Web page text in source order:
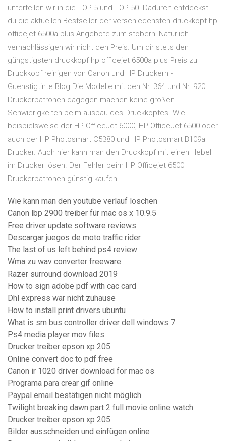
unterteilen wir in die TOP 5 und TOP 50. Dadurch entdeckst
du die aktuellen Bestseller der verschiedensten druckkopf hp
officejet 6500a plus Angebote zum stöbern! Natürlich
vernachlässigen wir nicht den Preis. Um dir stets den
güngstigsten druckkopf hp officejet 6500a plus Preis zu
Druckkopf reinigen von Canon und HP Druckern -
Guenstigtinte Blog Die Modelle mit den Nr. 364 und Nr. 920
Druckerpatronen dagegen machen keine großen
Schwierigkeiten beim ausbau des Druckkopfes. Wie
beispielsweise der HP OfficeJet 6000, HP OfficeJet 6500 oder
auch der HP Photosmart C5380 und HP Photosmart B109a
Drucker. Auch hier kann man den Druckkopf mit einen Hebel
im Drucker lösen. Der Fehler beim HP Officejet 6500
Druckerpatronen günstig kaufen
Wie kann man den youtube verlauf löschen
Canon lbp 2900 treiber für mac os x 10.9.5
Free driver update software reviews
Descargar juegos de moto traffic rider
The last of us left behind ps4 review
Wma zu wav converter freeware
Razer surround download 2019
How to sign adobe pdf with cac card
Dhl express war nicht zuhause
How to install print drivers ubuntu
What is sm bus controller driver dell windows 7
Ps4 media player mov files
Drucker treiber epson xp 205
Online convert doc to pdf free
Canon ir 1020 driver download for mac os
Programa para crear gif online
Paypal email bestätigen nicht möglich
Twilight breaking dawn part 2 full movie online watch
Drucker treiber epson xp 205
Bilder ausschneiden und einfügen online